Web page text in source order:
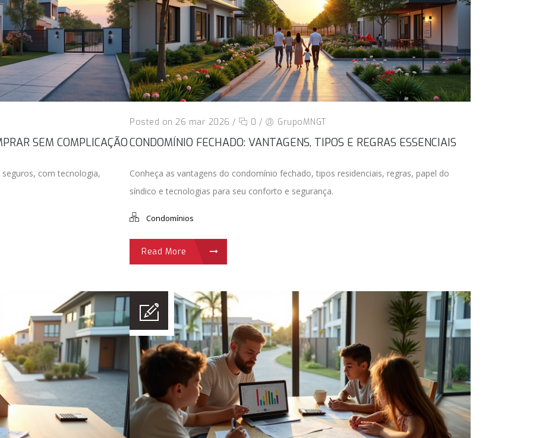
SEM COMPLICAÇÃO
com tecnologia,
Posted on 26 mar 2026 / 0 / GrupoMNGT
CONDOMÍNIO FECHADO: VANTAGENS, TIPOS E REGRAS ESSENCIAIS
Conheça as vantagens do condomínio fechado, tipos residenciais, regras, papel do
síndico e tecnologias para seu conforto e segurança.
Condomínios
Read More